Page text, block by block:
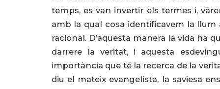
temps, es van invertir els termes i,
amb la qual cosa identificavem la
racional. D’aquesta manera la vida ha
darrere la veritat, i aquesta
importància que té la recerca de la
diu el mateix evangelista, la saviesa